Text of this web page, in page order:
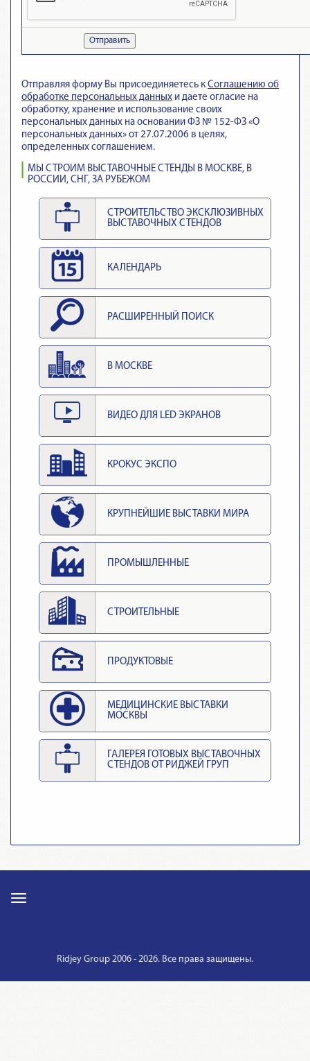
Отправить
Отправляя форму Вы присоединяетесь к Cоглашению об
обработке персональных данных и даете огласие на
обработку, хранение и использование своих
персональных данных на основании ФЗ № 152-ФЗ «О
персональных данных» от 27.07.2006 в целях,
определенных соглашением.
МЫ СТРОИМ ВЫСТАВОЧНЫЕ СТЕНДЫ В МОСКВЕ, В
РОССИИ, СНГ, ЗА РУБЕЖОМ
СТРОИТЕЛЬСТВО ЭКСКЛЮЗИВНЫХ
ВЫСТАВОЧНЫХ СТЕНДОВ
КАЛЕНДАРЬ
РАСШИРЕННЫЙ ПОИСК
В МОСКВЕ
ВИДЕО ДЛЯ LED ЭКРАНОВ
КРОКУС ЭКСПО
КРУПНЕЙШИЕ ВЫСТАВКИ МИРА
ПРОМЫШЛЕННЫЕ
СТРОИТЕЛЬНЫЕ
ПРОДУКТОВЫЕ
МЕДИЦИНСКИЕ ВЫСТАВКИ
МОСКВЫ
ГАЛЕРЕЯ ГОТОВЫХ ВЫСТАВОЧНЫХ
СТЕНДОВ ОТ РИДЖЕЙ ГРУП
Ridjey Group 2006 - 2026. Все права защищены.